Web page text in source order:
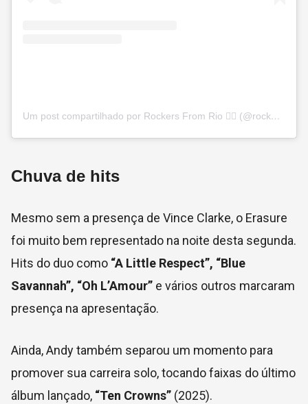
Um post compartilhado por Rockers From Rio ❤️‍🔥 (@rockersfromrio_)
Chuva de hits
Mesmo sem a presença de Vince Clarke, o Erasure
foi muito bem representado na noite desta segunda.
Hits do duo como “A Little Respect”, “Blue
Savannah”, “Oh L’Amour” e vários outros marcaram
presença na apresentação.
Ainda, Andy também separou um momento para
promover sua carreira solo, tocando faixas do último
álbum lançado, “Ten Crowns” (2025).